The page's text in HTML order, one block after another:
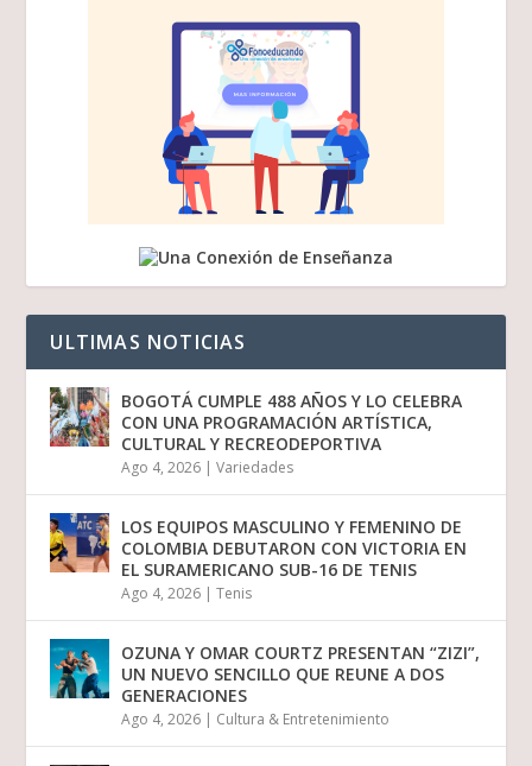
ULTIMAS NOTICIAS
BOGOTÁ CUMPLE 488 AÑOS Y LO CELEBRA
CON UNA PROGRAMACIÓN ARTÍSTICA,
CULTURAL Y RECREODEPORTIVA
Ago 4, 2026 |Variedades
LOS EQUIPOS MASCULINO Y FEMENINO DE
COLOMBIA DEBUTARON CON VICTORIA EN
EL SURAMERICANO SUB-16 DE TENIS
Ago 4, 2026 |Tenis
OZUNA Y OMAR COURTZ PRESENTAN “ZIZI”,
UN NUEVO SENCILLO QUE REUNE A DOS
GENERACIONES
Ago 4, 2026 | Cultura & Entretenimiento